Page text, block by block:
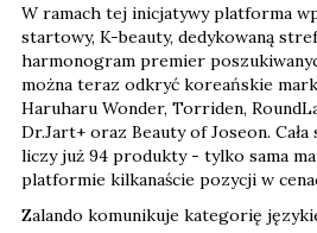
W ramach tej inicjatywy platforma
startowy, K-beauty, dedykowaną
harmonogram premier
można teraz odkryć koreańskie
Haruharu Wonder, Torriden,
Dr.Jart+ oraz Beauty of Joseon. Cała
liczy już 94 produkty - tylko sama
platformie kilkanaście pozycji w
Zalando komunikuje kategorię